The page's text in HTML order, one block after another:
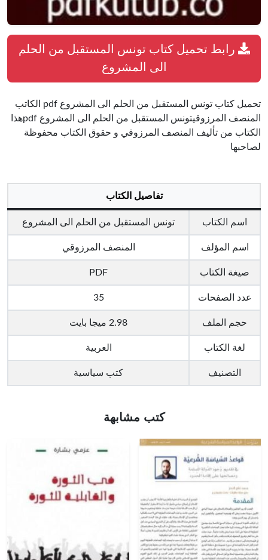
رابط تحميل كتاب تونس المستقبل من الحلم
الى المشروع
تحميل كتاب تونس المستقبل من الحلم الى المشروع pdf الكاتب
المنصف المرزوقيتونس المستقبل من الحلم الى المشروع pdfهذا
الكتاب من تأليف المنصف المرزوقي و حقوق الكتاب محفوظة
لصاحبها
تفاصيل الكتاب
اسم الكتاب تونس المستقبل من الحلم الى المشروع
اسم المؤلف المنصف المرزوقي
صيغة الكتاب PDF
عدد الصفحات 35
حجم الملف 2.98 ميجا بايت
لغة الكتاب العربية
التصنيف كتب سياسية
كتب مشابهة